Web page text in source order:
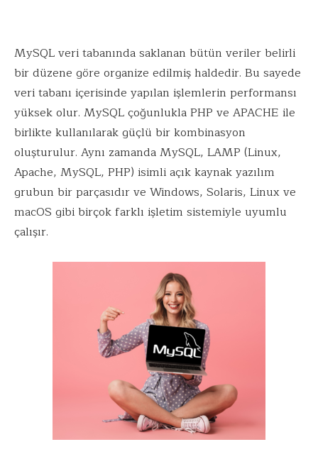
MySQL veri tabanında saklanan bütün veriler belirli
bir düzene göre organize edilmiş haldedir. Bu sayede
veri tabanı içerisinde yapılan işlemlerin performansı
yüksek olur. MySQL çoğunlukla PHP ve APACHE ile
birlikte kullanılarak güçlü bir kombinasyon
oluşturulur. Aynı zamanda MySQL, LAMP (Linux,
Apache, MySQL, PHP) isimli açık kaynak yazılım
grubun bir parçasıdır ve Windows, Solaris, Linux ve
macOS gibi birçok farklı işletim sistemiyle uyumlu
çalışır.